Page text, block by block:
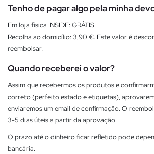
Tenho de pagar algo pela minha
Em loja física INSIDE: GRÁTIS.
Recolha ao domicílio: 3,90 €. Este valor é
reembolsar.
Quando receberei o valor?
Assim que recebermos os produtos e
correto (perfeito estado e etiquetas),
enviaremos um email de confirmação. O
3-5 dias úteis a partir da aprovação.
O prazo até o dinheiro ficar refletido pode
bancária.